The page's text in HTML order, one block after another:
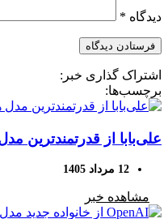
دیدگاه *
اشتراک گذاری خبر:
برچسب‌ها:
علی‌بابا از قدرتمندترین
12 مرداد 1405
مشاهده خبر